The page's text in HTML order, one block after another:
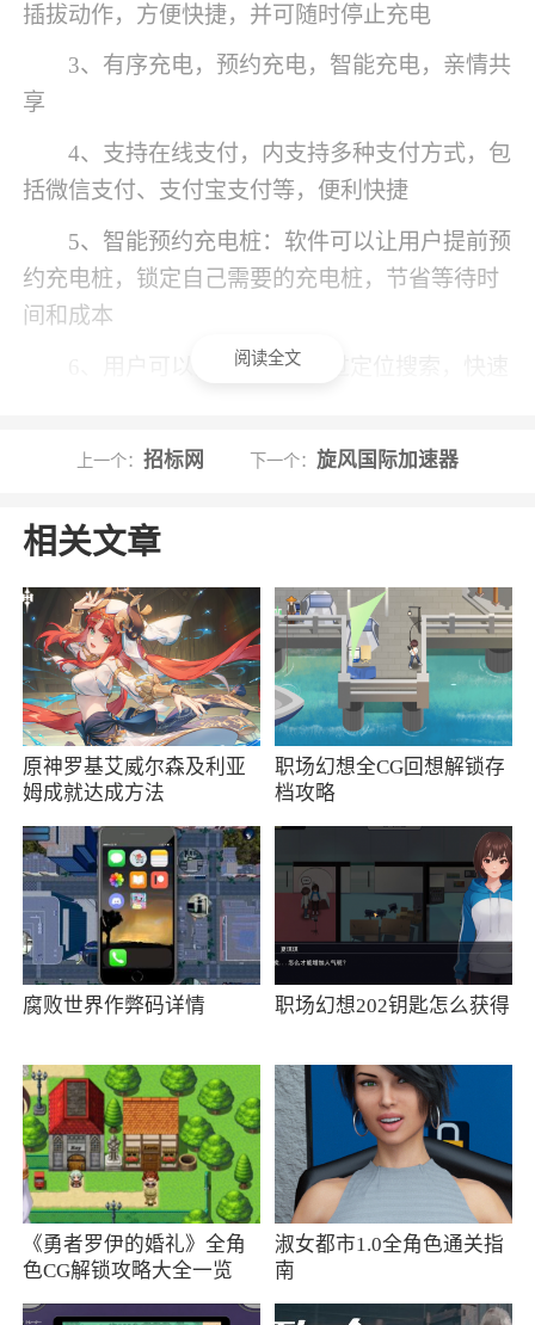
插拔动作，方便快捷，并可随时停止充电
3、有序充电，预约充电，智能充电，亲情共
享
4、支持在线支付，内支持多种支付方式，包
括微信支付、支付宝支付等，便利快捷
5、智能预约充电桩：软件可以让用户提前预
约充电桩，锁定自己需要的充电桩，节省等待时
间和成本
6、用户可以打开APP，通过定位搜索，快速
小编评价
1、实时更新充电桩的使用状态，用户可以随
时关注充电桩是否处于空闲状态，以便更好地规
划充电计划
2、该软件具有多种充电方式、支付方式、优
惠活动、增值服务和数据分析等特色功能，同时
具有智能推荐、规划、预约、导航和管理等亮点
功能，能够为广大新能源车主用户们提供更为优
质的充电服务，是充电必备软件之一
更新日志
更新内容 优化用户体验
阅读全文
上一个： 招标网 下一个： 旋风国际加速器
相关文章
原神罗基艾威尔森及利亚
姆成就达成方法
职场幻想全CG回想解锁存
档攻略
腐败世界作弊码详情 职场幻想202钥匙怎么获得
《勇者罗伊的婚礼》全角
色CG解锁攻略大全一览
淑女都市1.0全角色通关指
南